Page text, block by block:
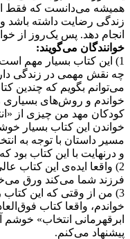
همیشه می‌دانست که فقط
زندگی رضایت داشته باشد
انجام دهد. پس یک‌روز از
خوانندگان می‌گویند:
1) این کتاب بسیار مهم
چه نقش مهمی در زندگی
می‌توانم بگویم که چندین
خواندم و روش‌های بسیاری
کودکان مهد من چیزی از
خواندن این کتاب بسیار
مسیر داستان با توجه به
و درنهایت با این کتاب بود
2) واقعا ایده‌ی این کتاب
فرزند شما می‌کند ورق
3) من از وقتی که این کتاب
خواندم، واقعا کتاب
ابرقهرمانی انتخاب» خوشم
پیشنهاد می‌کنم.